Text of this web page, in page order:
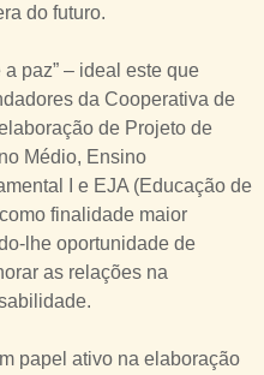
do futuro.
paz” – ideal este que
da Cooperativa de
de Projeto de
Médio, Ensino
I e EJA (Educação de
finalidade maior
lhe oportunidade de
as relações na
papel ativo na elaboração